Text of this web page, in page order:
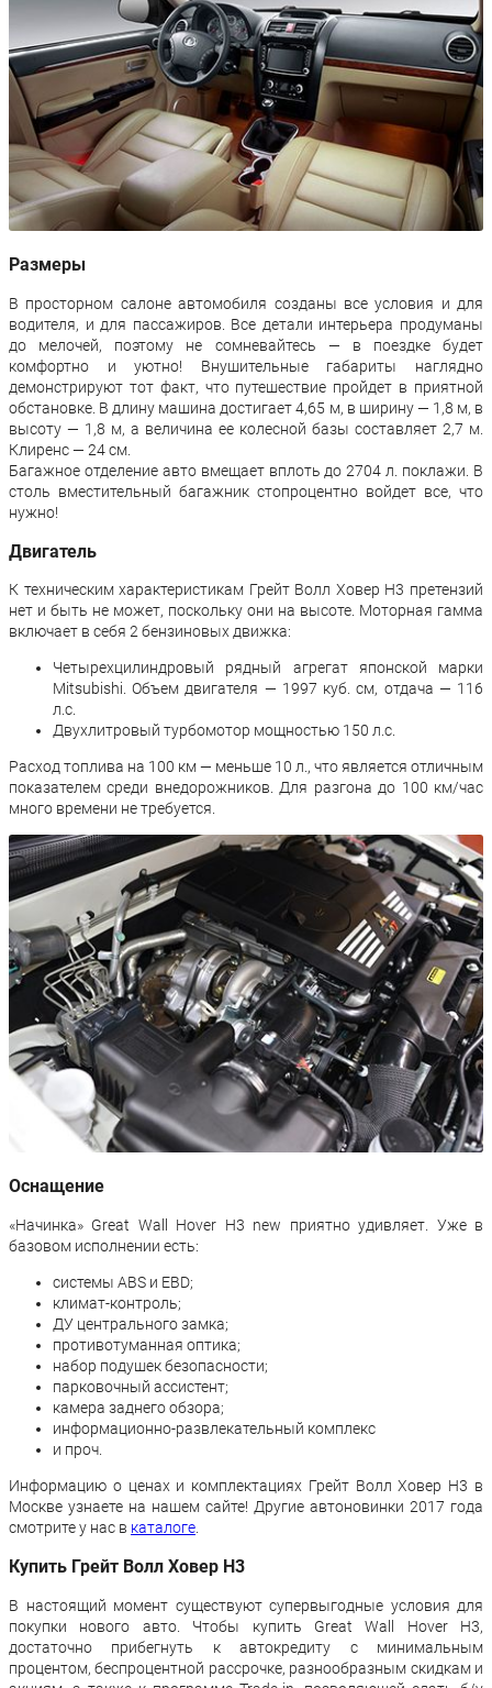
Размеры
В просторном салоне автомобиля созданы все условия и для
водителя, и для пассажиров. Все детали интерьера продуманы
до мелочей, поэтому не сомневайтесь — в поездке будет
комфортно и уютно! Внушительные габариты наглядно
демонстрируют тот факт, что путешествие пройдет в приятной
обстановке. В длину машина достигает 4,65 м, в ширину — 1,8 м, в
высоту — 1,8 м, а величина ее колесной базы составляет 2,7 м.
Клиренс — 24 см.
Багажное отделение авто вмещает вплоть до 2704 л. поклажи. В
столь вместительный багажник стопроцентно войдет все, что
нужно!
Двигатель
К техническим характеристикам Грейт Волл Ховер Н3 претензий
нет и быть не может, поскольку они на высоте. Моторная гамма
включает в себя 2 бензиновых движка:
Четырехцилиндровый рядный агрегат японской марки
Mitsubishi. Объем двигателя — 1997 куб. см, отдача — 116
л.с.
Двухлитровый турбомотор мощностью 150 л.с.
Расход топлива на 100 км — меньше 10 л., что является отличным
показателем среди внедорожников. Для разгона до 100 км/час
много времени не требуется.
Оснащение
«Начинка» Great Wall Hover H3 new приятно удивляет. Уже в
базовом исполнении есть:
системы ABS и EBD;
климат-контроль;
ДУ центрального замка;
противотуманная оптика;
набор подушек безопасности;
парковочный ассистент;
камера заднего обзора;
информационно-развлекательный комплекс
и проч.
Информацию о ценах и комплектациях Грейт Волл Ховер Н3 в
Москве узнаете на нашем сайте! Другие автоновинки 2017 года
смотрите у нас в каталоге
Купить Грейт Волл Ховер Н3
В настоящий момент существуют супервыгодные условия для
покупки нового авто. Чтобы купить Great Wall Hover H3,
достаточно прибегнуть к автокредиту с минимальным
процентом, беспроцентной рассрочке, разнообразным скидкам и